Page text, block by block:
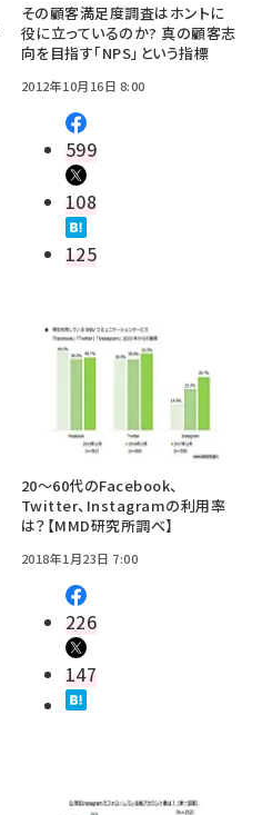
その顧客満足度調査はホントに
役に立っているのか? 真の顧客志
向を目指す「NPS」という指標
2012年10月16日 8:00
599
108
125
20～60代のFacebook、
Twitter、Instagramの利用率
は？【MMD研究所調べ】
2018年1月23日 7:00
226
147